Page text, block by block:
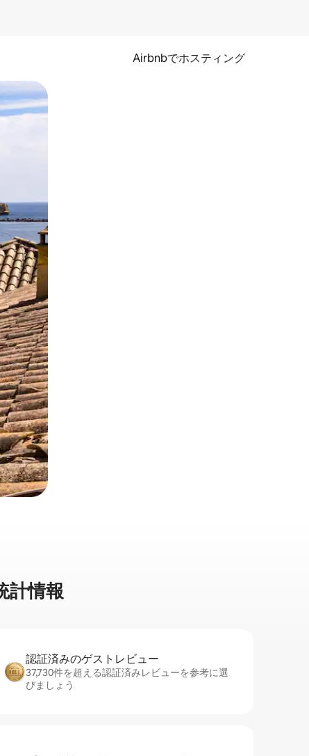
Airbnbでホスティング
できます。
計⁠情⁠報
認証済みのゲ⁠ス⁠ト⁠レ⁠ビ⁠ュ⁠ー
37,730件を超える認証済みレビューを参考に選
びましょう